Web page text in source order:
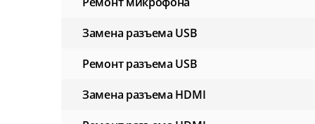
Замена разъема USB
Ремонт разъема USB
Замена разъема HDMI